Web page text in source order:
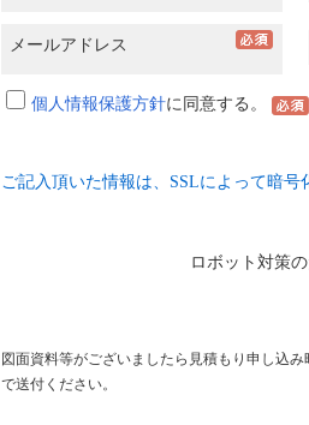
メールアドレス
個人情報保護方針に同意する。
ご記入頂いた情報は、SSLによって暗号
ロボット対策
図面資料等がございましたら見積もり申し込
で送付ください。